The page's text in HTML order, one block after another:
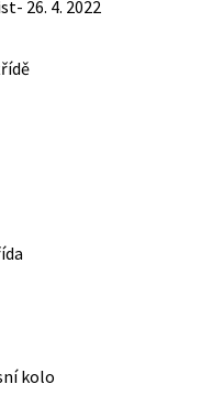
26. 4. 2022
kolo